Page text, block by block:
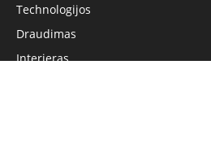
Technologijos
Draudimas
Interjeras